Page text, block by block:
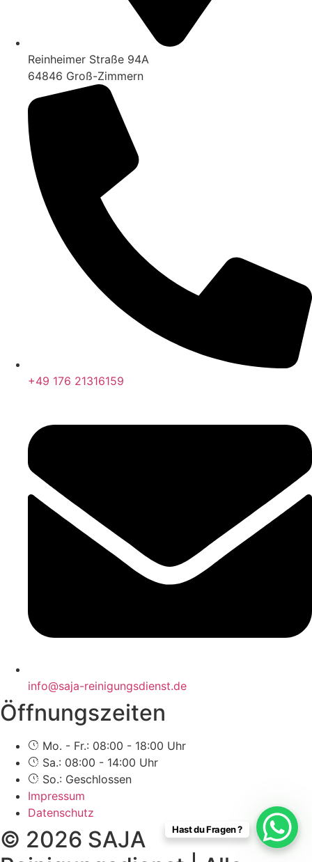
Reinheimer Straße 94A
64846 Groß-Zimmern
+49 176 21316159
info@saja-reinigungsdienst.de
Öffnungszeiten
Mo. - Fr.: 08:00 - 18:00 Uhr
Sa.: 08:00 - 14:00 Uhr
So.: Geschlossen
Impressum
Datenschutz
© 2026 SAJA
Hast du Fragen ?